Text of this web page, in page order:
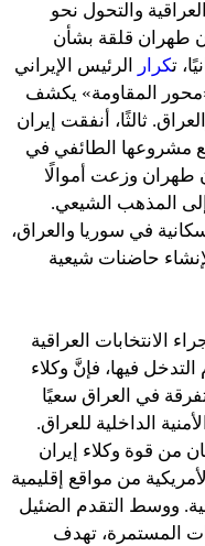
والتحول نحو
طهران قلقة بشأن
تكرار
الرئيس الإيراني
«محور المقاومة» يكشف
ثالثًا، أنفقت إيران
مشروعها الطائفي في
طهران وزعت أموالًا
إلى المذهب الشيعي.
في سوريا والعراق،
حاضنات شيعية
الانتخابات العراقية
فيها، فإنَّ وكلاء
في العراق سعيًا
الداخلية للعراق.
من قوة وكلاء إيران
من مواقع إقليمية
ووسط التقدم الضئيل
المستمرة، تهدف